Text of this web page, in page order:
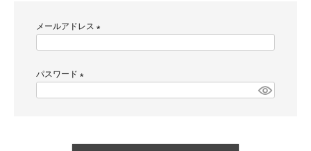
メールアドレス
パスワード